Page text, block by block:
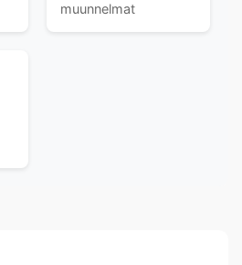
muunnelmat